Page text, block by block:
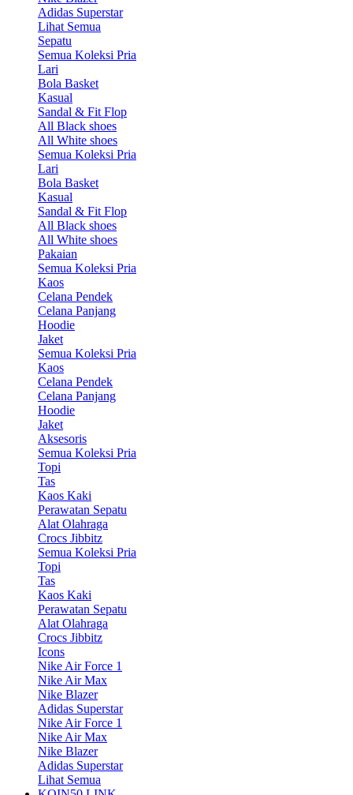
Adidas Superstar
Lihat Semua
Sepatu
Semua Koleksi Pria
Lari
Bola Basket
Kasual
Sandal & Fit Flop
All Black shoes
All White shoes
Semua Koleksi Pria
Lari
Bola Basket
Kasual
Sandal & Fit Flop
All Black shoes
All White shoes
Pakaian
Semua Koleksi Pria
Kaos
Celana Pendek
Celana Panjang
Hoodie
Jaket
Semua Koleksi Pria
Kaos
Celana Pendek
Celana Panjang
Hoodie
Jaket
Aksesoris
Semua Koleksi Pria
Topi
Tas
Kaos Kaki
Perawatan Sepatu
Alat Olahraga
Crocs Jibbitz
Semua Koleksi Pria
Topi
Tas
Kaos Kaki
Perawatan Sepatu
Alat Olahraga
Crocs Jibbitz
Icons
Nike Air Force 1
Nike Air Max
Nike Blazer
Adidas Superstar
Nike Air Force 1
Nike Air Max
Nike Blazer
Adidas Superstar
Lihat Semua